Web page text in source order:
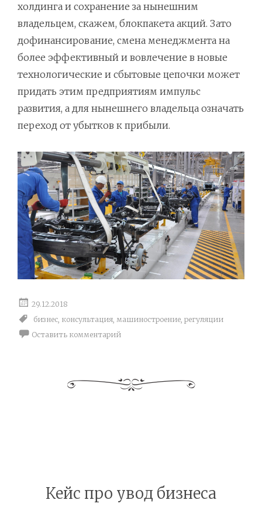
холдинга и сохранение за нынешним
владельцем, скажем, блокпакета акций. Зато
дофинансирование, смена менеджмента на
более эффективный и вовлечение в новые
технологические и сбытовые цепочки может
придать этим предприятиям импульс
развития, а для нынешнего владельца означать
переход от убытков к прибыли.
29.12.2018
бизнес, консультация, машиностроение, регуляции
Оставить комментарий
Кейс про увод бизнеса